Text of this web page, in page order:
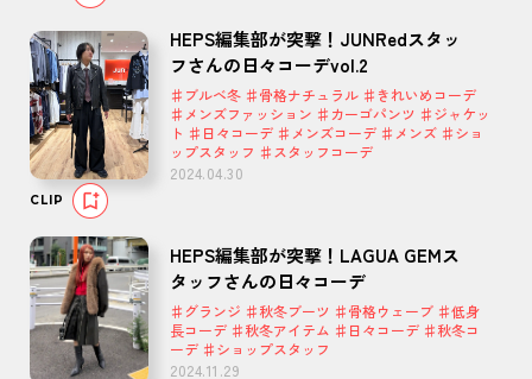
HEPS編集部が突撃！JUNRedスタッ
フさんの日々コーデvol.2
♯ブルベ冬 ♯骨格ナチュラル ♯きれいめコーデ
♯メンズファッション ♯カーゴパンツ ♯ジャケッ
ト ♯日々コーデ ♯メンズコーデ ♯メンズ ♯ショ
ップスタッフ ♯スタッフコーデ
2024.04.30
CLIP
HEPS編集部が突撃！LAGUA GEMス
タッフさんの日々コーデ
♯グランジ ♯秋冬ブーツ ♯骨格ウェーブ ♯低身
長コーデ ♯秋冬アイテム ♯日々コーデ ♯秋冬コ
ーデ ♯ショップスタッフ
2024.11.29